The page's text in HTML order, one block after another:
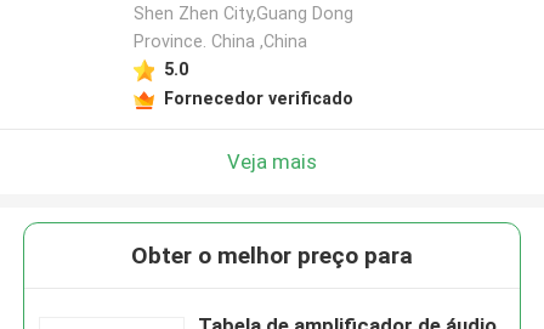
Shen Zhen City,Guang Dong
Province. China ,China
5.0
Fornecedor verificado
Veja mais
Obter o melhor preço para